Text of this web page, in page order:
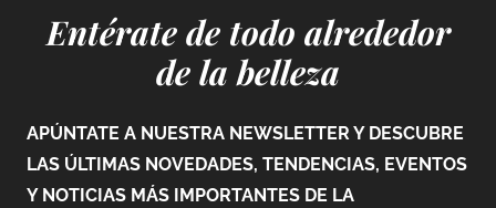
Entérate de todo alrededor
de la belleza
APÚNTATE A NUESTRA NEWSLETTER Y DESCUBRE
LAS ÚLTIMAS NOVEDADES, TENDENCIAS, EVENTOS
Y NOTICIAS MÁS IMPORTANTES DE LA